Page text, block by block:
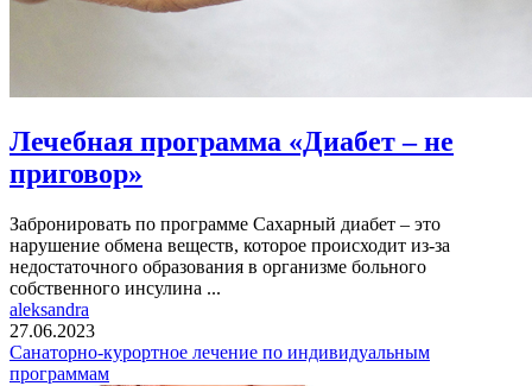
Лечебная программа «Диабет – не
приговор»
Забронировать по программе Сахарный диабет – это
нарушение обмена веществ, которое происходит из-за
недостаточного образования в организме больного
собственного инсулина ...
aleksandra
27.06.2023
Санаторно-курортное лечение по индивидуальным
программам